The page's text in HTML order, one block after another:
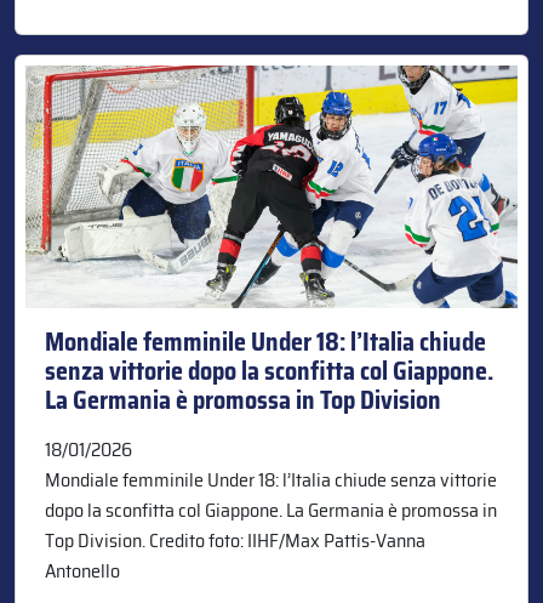
Mondiale femminile Under 18: l’Italia chiude
senza vittorie dopo la sconfitta col Giappone.
La Germania è promossa in Top Division
18/01/2026
Mondiale femminile Under 18: l’Italia chiude senza vittorie
dopo la sconfitta col Giappone. La Germania è promossa in
Top Division. Credito foto: IIHF/Max Pattis-Vanna
Antonello